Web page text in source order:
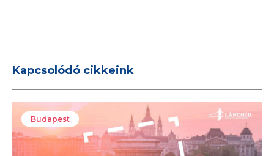
Kapcsolódó cikkeink
Budapest